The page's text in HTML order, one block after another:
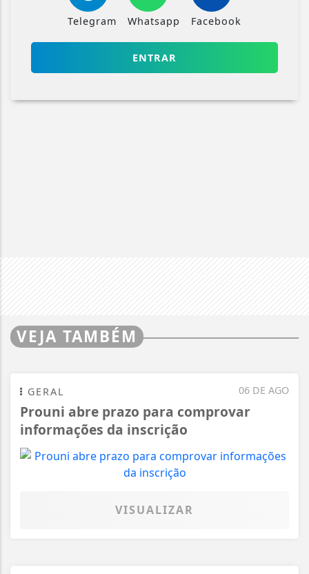
Telegram Whatsapp Facebook
ENTRAR
VEJA TAMBÉM
06 DE AGO
GERAL
Prouni abre prazo para comprovar
informações da inscrição
VISUALIZAR